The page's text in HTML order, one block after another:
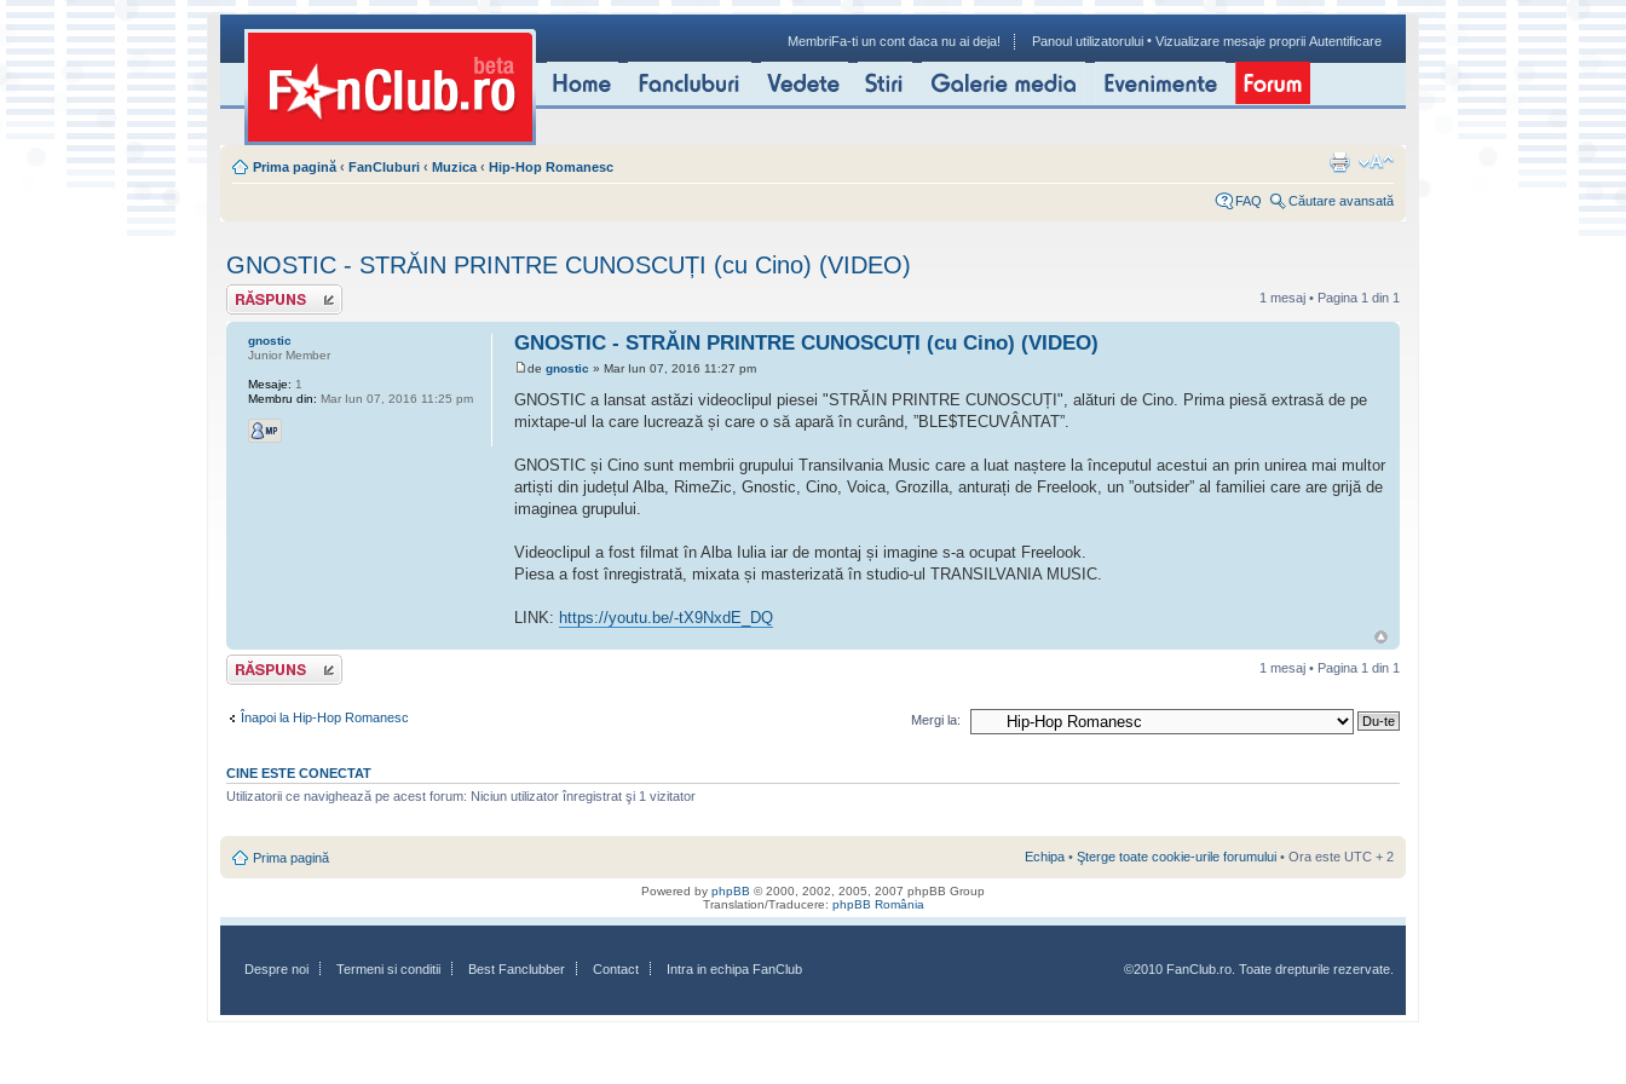
MembriFa-ti un cont daca nu ai deja! Panoul utilizatorului • Vizualizare mesaje proprii Autentificare
Prima pagină ‹ FanCluburi ‹ Muzica ‹ Hip-Hop Romanesc
FAQ Căutare avansată
GNOSTIC - STRĂIN PRINTRE CUNOSCUȚI (cu Cino) (VIDEO)
Scrie un răspuns 1 mesaj • Pagina 1 din 1
GNOSTIC - STRĂIN PRINTRE CUNOSCUȚI (cu Cino) (VIDEO)
de gnostic » Mar Iun 07, 2016 11:27 pm
GNOSTIC a lansat astăzi videoclipul piesei "STRĂIN PRINTRE CUNOSCUȚI", alături de Cino. Prima piesă extrasă de pe
mixtape-ul la care lucrează și care o să apară în curând, ”BLE$TECUVÂNTAT”.
GNOSTIC și Cino sunt membrii grupului Transilvania Music care a luat naștere la începutul acestui an prin unirea mai multor
artiști din județul Alba, RimeZic, Gnostic, Cino, Voica, Grozilla, anturați de Freelook, un ”outsider” al familiei care are grijă de
imaginea grupului.
Videoclipul a fost filmat în Alba Iulia iar de montaj și imagine s-a ocupat Freelook.
Piesa a fost înregistrată, mixata și masterizată în studio-ul TRANSILVANIA MUSIC.
LINK: https://youtu.be/-tX9NxdE_DQ
gnostic
Junior Member
Mesaje: 1
Membru din: Mar Iun 07, 2016 11:25 pm
Scrie un răspuns 1 mesaj • Pagina 1 din 1
Înapoi la Hip-Hop Romanesc Mergi la:
CINE ESTE CONECTAT
Utilizatorii ce navighează pe acest forum: Niciun utilizator înregistrat şi 1 vizitator
Prima pagină Echipa • Şterge toate cookie-urile forumului • Ora este UTC + 2
Powered by phpBB © 2000, 2002, 2005, 2007 phpBB Group
Translation/Traducere: phpBB România
Despre noi Termeni si conditii Best Fanclubber Contact Intra in echipa FanClub ©2010 FanClub.ro. Toate drepturile rezervate.